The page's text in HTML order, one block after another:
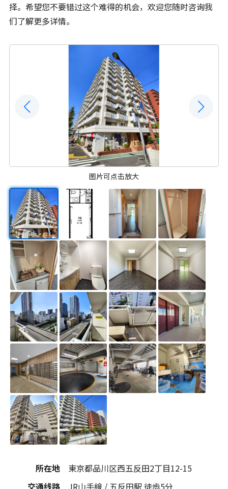
择。希望您不要错过这个难得的机会，欢迎您随时咨询我
们了解更多详情。
图片可点击放大
所在地
東京都品川区西五反田2丁目12-15